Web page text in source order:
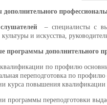
– специалисты с
и искусства,
программы дополнительного
по профилю
переподготовка по
курса повышения квалификации
программы переподготовки